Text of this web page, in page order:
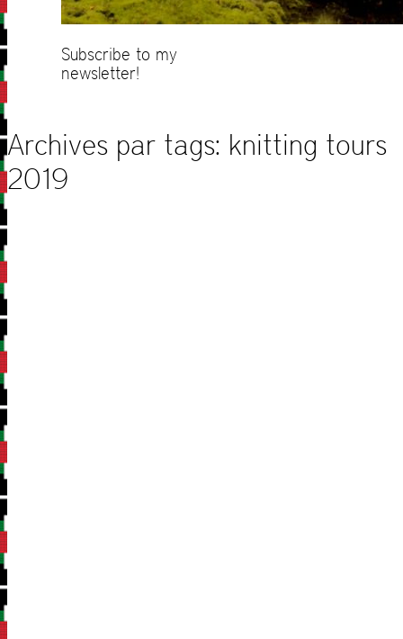
Subscribe to my
newsletter!
Archives par tags: knitting tours
2019